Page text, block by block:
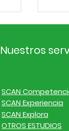
Nuestros
SCAN
SCAN Experiencia
SCAN Explora
OTROS ESTUDIOS